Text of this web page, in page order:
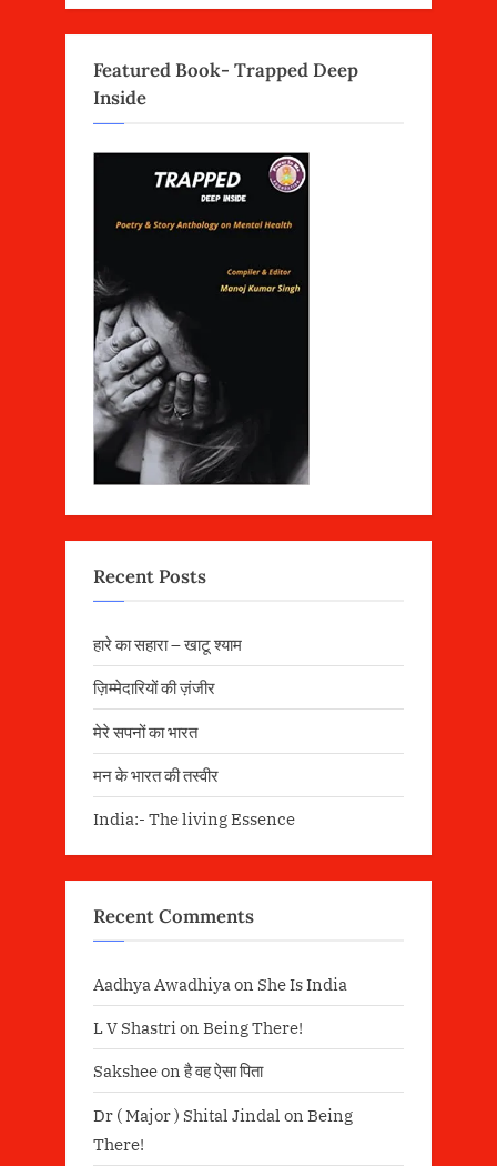
Featured Book- Trapped Deep
Inside
Recent Posts
हारे का सहारा – खाटू श्याम
ज़िम्मेदारियों की ज़ंजीर
मेरे सपनों का भारत
मन के भारत की तस्वीर
India:- The living Essence
Recent Comments
Aadhya Awadhiyaon She Is India
L V Shastrion Being There!
Saksheeonहै वह ऐसा पिता
Dr ( Major ) Shital Jindal on Being
There!